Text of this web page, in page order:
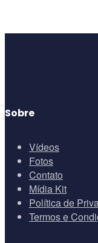
Sobre
Vídeos
Fotos
Contato
Mídia Kit
Política de
Termos e